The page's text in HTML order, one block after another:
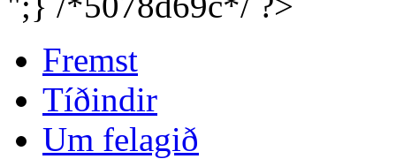
Fremst
Tíðindir
Um felagið